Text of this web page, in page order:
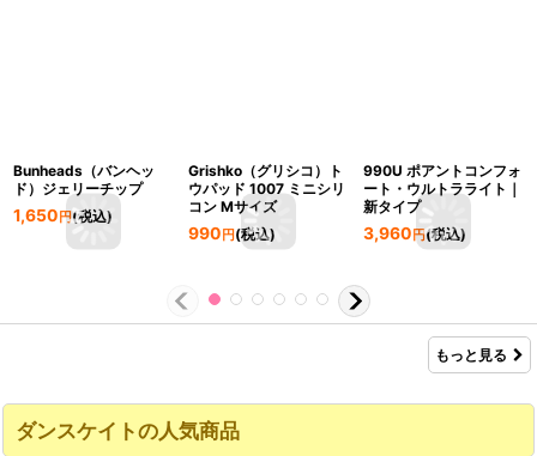
Bunheads（バンヘッ
ド）ジェリーチップ
1,650 円(税込)
Grishko（グリシコ）ト
ウパッド 1007 ミニシリ
コン Mサイズ
990 円 (税込)
990U ポアントコンフォ
ート・ウルトラライト｜
新タイプ
3,960 円(税込)
もっと見る
ダンスケイトの人気商品